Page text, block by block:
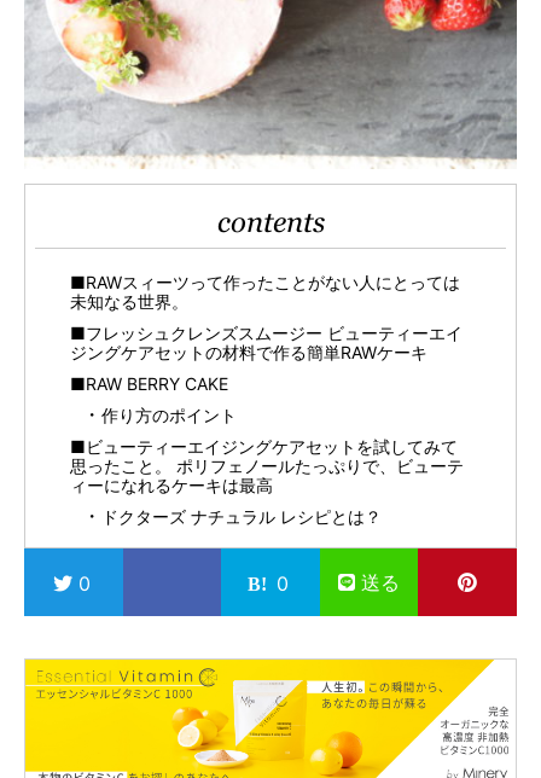
contents
■RAWスィーツって作ったことがない人にとっては
未知なる世界。
■フレッシュクレンズスムージー ビューティーエイ
ジングケアセットの材料で作る簡単RAWケーキ
■RAW BERRY CAKE
作り方のポイント
■ビューティーエイジングケアセットを試してみて
思ったこと。 ポリフェノールたっぷりで、ビューテ
ィーになれるケーキは最高
ドクターズ ナチュラル レシピとは？
0 0 送る